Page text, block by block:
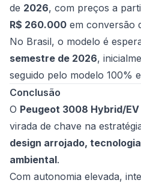
de 2026, com preços a
R$ 260.000 em conversão
No Brasil, o modelo é
semestre de 2026,
seguido pelo modelo 100%
Conclusão
O Peugeot 3008 Hybrid/
virada de chave na
design arrojado,
ambiental.
Com autonomia elevada,